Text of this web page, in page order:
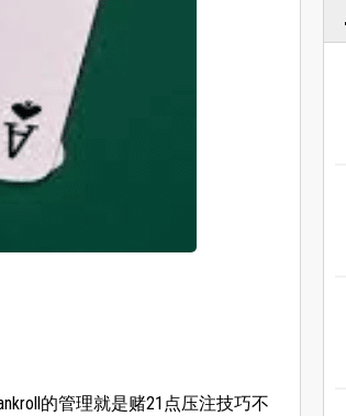
的管理就是赌21点压注技巧不